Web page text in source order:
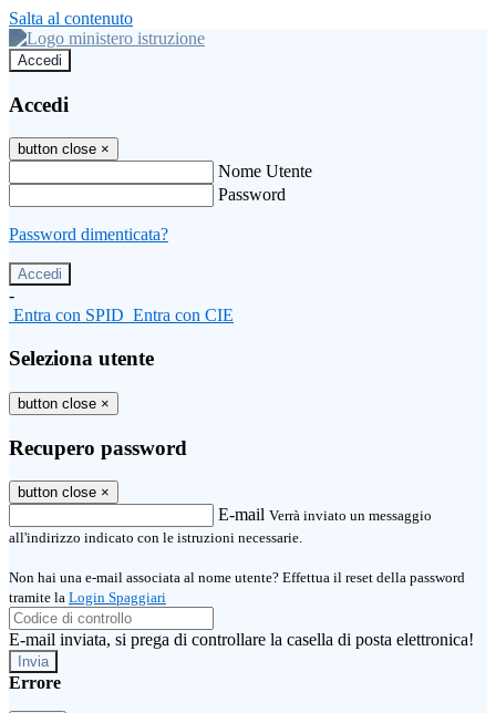
Salta al contenuto
Accedi
Accedi
button close ×
Nome Utente
Password
Password dimenticata?
-
Entra con SPID Entra con CIE
Seleziona utente
button close ×
Recupero password
button close ×
E-mail Verrà inviato un messaggio
all'indirizzo indicato con le istruzioni necessarie.
Non hai una e-mail associata al nome utente? Effettua il reset della password
tramite la Login Spaggiari
E-mail inviata, si prega di controllare la casella di posta elettronica!
Errore